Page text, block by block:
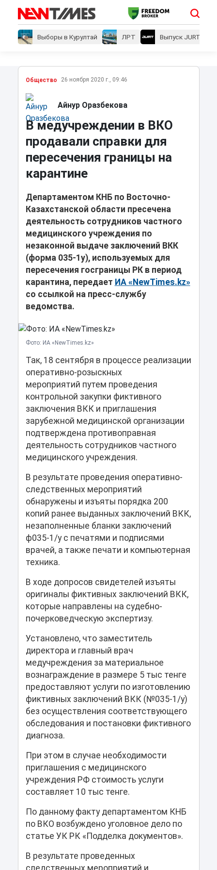
Выборы в Курултай ЛРТ Выпуск JURT
Общество 26 ноября 2020 г., 09:46
Айнур Оразбекова
В медучреждении в ВКО
продавали справки для
пересечения границы на
карантине
Департаментом КНБ по Восточно-
Казахстанской области пресечена
деятельность сотрудников частного
медицинского учреждения по
незаконной выдаче заключений ВКК
(форма 035-1у), используемых для
пересечения госграницы РК в период
карантина, передает ИА «NewTimes.kz»
со ссылкой на пресс-службу
ведомства.
Фото: ИА «NewTimes.kz»
Так, 18 сентября в процессе реализации
оперативно-розыскных
мероприятий путем проведения
контрольной закупки фиктивного
заключения ВКК и приглашения
зарубежной медицинской организации
подтверждена противоправная
деятельность сотрудников частного
медицинского учреждения.
В результате проведения оперативно-
следственных мероприятий
обнаружены и изъяты порядка 200
копий ранее выданных заключений ВКК,
незаполненные бланки заключений
ф035-1/у с печатями и подписями
врачей, а также печати и компьютерная
техника.
В ходе допросов свидетелей изъяты
оригиналы фиктивных заключений ВКК,
которые направлены на судебно-
почерковедческую экспертизу.
Установлено, что заместитель
директора и главный врач
медучреждения за материальное
вознаграждение в размере 5 тыс тенге
предоставляют услуги по изготовлению
фиктивных заключений ВКК (№035-1/у)
без осуществления соответствующего
обследования и постановки фиктивного
диагноза.
При этом в случае необходимости
приглашения с медицинского
учреждения РФ стоимость услуги
составляет 10 тыс тенге.
По данному факту департаментом КНБ
по ВКО возбуждено уголовное дело по
статье УК РК «Подделка документов».
В результате проведенных